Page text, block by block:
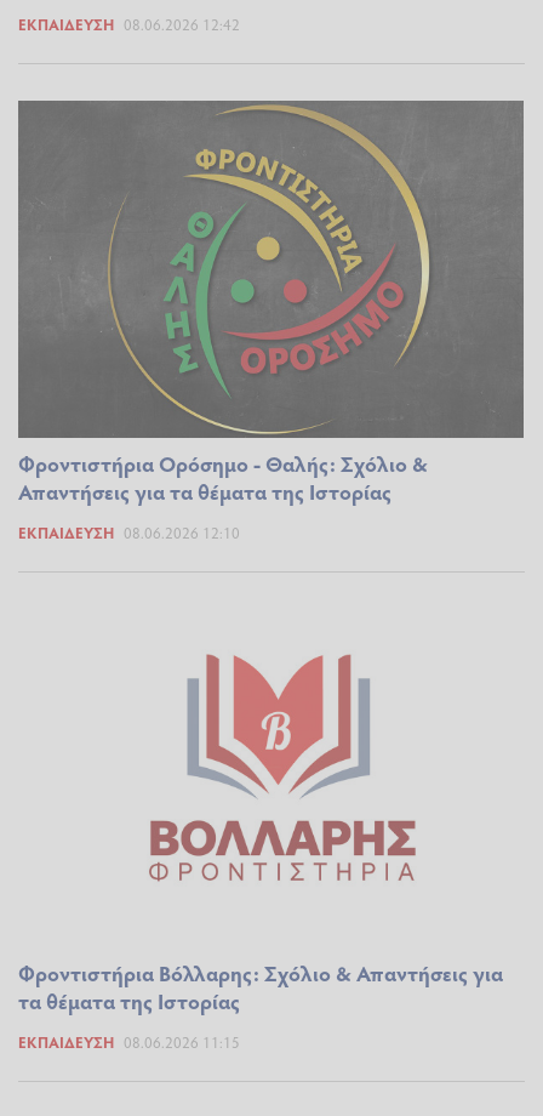
ΕΚΠΑΊΔΕΥΣΗ 08.06.2026 12:42
Φροντιστήρια Ορόσημο - Θαλής: Σχόλιο &
Απαντήσεις για τα θέματα της Ιστορίας
ΕΚΠΑΊΔΕΥΣΗ 08.06.2026 12:10
Φροντιστήρια Βόλλαρης: Σχόλιο & Απαντήσεις για
τα θέματα της Ιστορίας
ΕΚΠΑΊΔΕΥΣΗ 08.06.2026 11:15